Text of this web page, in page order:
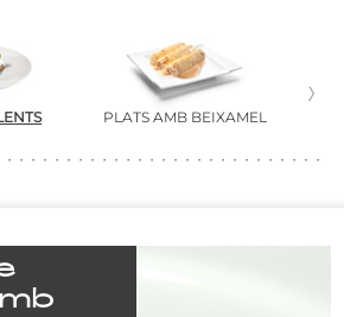
PLATS AMB BEIXAMEL